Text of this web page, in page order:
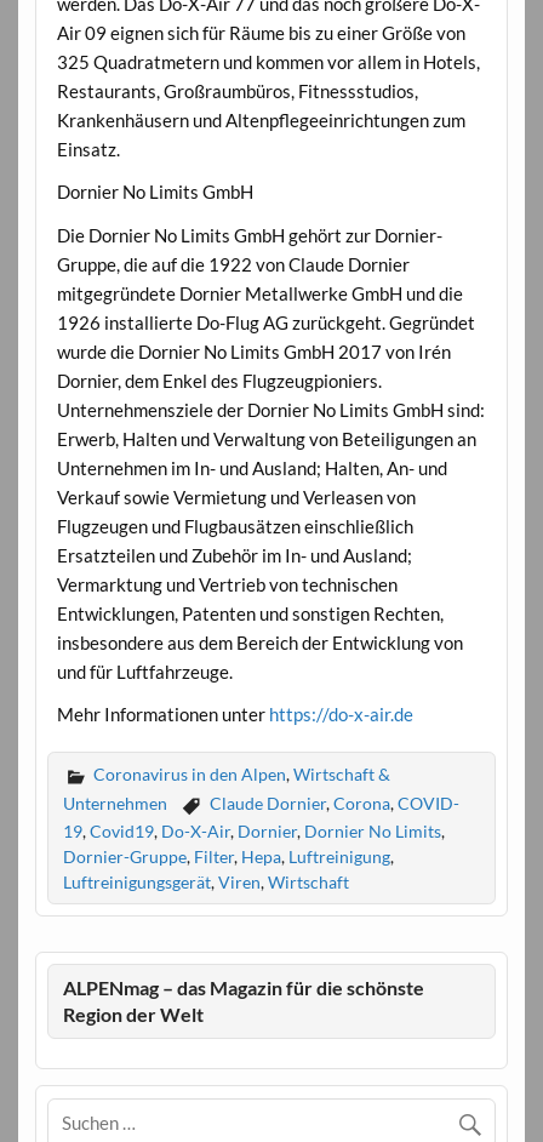
Air 09 eignen sich für Räume bis zu einer Größe von
325 Quadratmetern und kommen vor allem in Hotels,
Restaurants, Großraumbüros, Fitnessstudios,
Krankenhäusern und Altenpflegeeinrichtungen zum
Einsatz.
Dornier No Limits GmbH
Die Dornier No Limits GmbH gehört zur Dornier-
Gruppe, die auf die 1922 von Claude Dornier
mitgegründete Dornier Metallwerke GmbH und die
1926 installierte Do-Flug AG zurückgeht. Gegründet
wurde die Dornier No Limits GmbH 2017 von Irén
Dornier, dem Enkel des Flugzeugpioniers.
Unternehmensziele der Dornier No Limits GmbH sind:
Erwerb, Halten und Verwaltung von Beteiligungen an
Unternehmen im In- und Ausland; Halten, An- und
Verkauf sowie Vermietung und Verleasen von
Flugzeugen und Flugbausätzen einschließlich
Ersatzteilen und Zubehör im In- und Ausland;
Vermarktung und Vertrieb von technischen
Entwicklungen, Patenten und sonstigen Rechten,
insbesondere aus dem Bereich der Entwicklung von
und für Luftfahrzeuge.
Mehr Informationen unter https://do-x-air.de
Coronavirus in den Alpen,Wirtschaft &
Unternehmen
Claude Dornier,Corona,COVID-
19,Covid19, Do-X-Air, Dornier, Dornier No Limits,
Dornier-Gruppe, Filter, Hepa, Luftreinigung,
Luftreinigungsgerät,Viren,Wirtschaft
ALPENmag – das Magazin für die schönste
Region der Welt